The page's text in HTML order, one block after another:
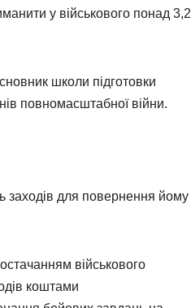
у військового понад 3,2
школи підготовки
повномасштабної війни.
заходів для повернення йому
військового
коштами